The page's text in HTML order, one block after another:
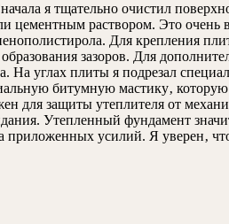
я тщательно очистил
цементным раствором. Это очень
Для крепления
зазоров. Для
На углах плиты я подрезал
битумную мастику‚
для защиты утеплителя от
Утепленный фундамент
приложенных усилий. Я уверен‚